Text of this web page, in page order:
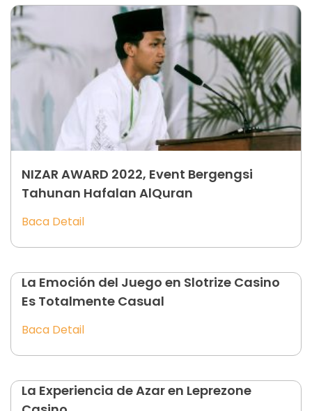
NIZAR AWARD 2022, Event Bergengsi
Tahunan Hafalan AlQuran
Baca Detail
La Emoción del Juego en Slotrize Casino
Es Totalmente Casual
Baca Detail
La Experiencia de Azar en Leprezone